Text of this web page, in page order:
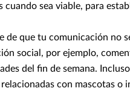
sea viable, para
de que tu comunicación no
social, por ejemplo,
del fin de semana.
con mascotas o